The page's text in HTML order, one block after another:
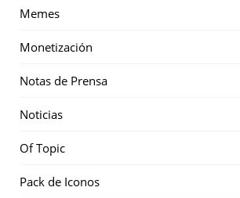
Memes
Monetización
Notas de Prensa
Noticias
Of Topic
Pack de Iconos